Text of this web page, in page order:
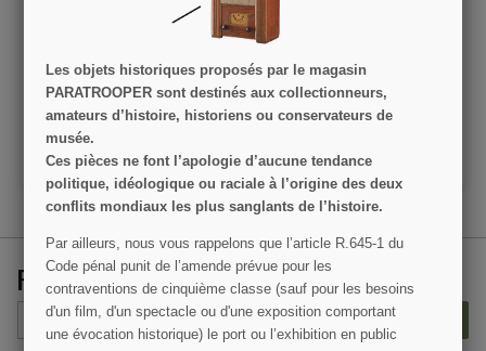
Title, 1st Light Anti-
Aircraft Regiment, Royal
25,00 €
VOIR LE DÉTAIL
AJOUTER AU PANIER
Insigne britannique, 1st
29,00 €
VOIR LE DÉTAIL
AJOUTER AU PANIER
RECEVEZ NOS OFFRES SPÉCIALES
S’ABONNER
Les objets historiques proposés par le magasin
PARATROOPER sont destinés aux collectionneurs,
amateurs d’histoire, historiens ou conservateurs de
musée.
Ces pièces ne font l’apologie d’aucune tendance
politique, idéologique ou raciale à l’origine des deux
conflits mondiaux les plus sanglants de l’histoire.
Par ailleurs, nous vous rappelons que l’article R.645­-1 du
Code pénal punit de l’amende prévue pour les
contraventions de cinquième classe (sauf pour les besoins
d'un film, d'un spectacle ou d'une exposition comportant
une évocation historique) le port ou l’exhibition en public